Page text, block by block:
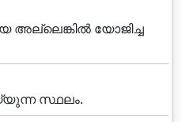
അല്ലെങ്കില്‍ യോജിച്ച
സ്ഥലം.